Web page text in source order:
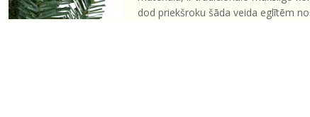
dod priekšroku šāda veida eglītēm